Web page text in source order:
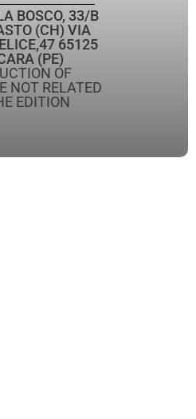
BOSCO, 33/B
(CH) VIA
65125
(PE)
OF
NOT RELATED
EDITION